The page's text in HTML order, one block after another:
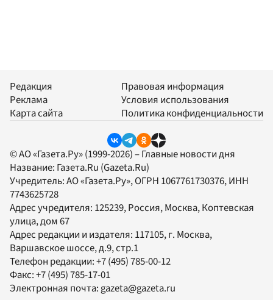
Редакция
Реклама
Карта сайта
Правовая информация
Условия использования
Политика конфиденциальности
© АО «Газета.Ру» (1999-2026) – Главные новости дня
Название: Газета.Ru (Gazeta.Ru)
Учредитель:АО «Газета.Ру», ОГРН 1067761730376, ИНН
7743625728
Адрес учредителя: 125239, Россия, Москва, Коптевская
улица, дом 67
Адрес редакции и издателя: 117105, г. Москва,
Варшавское шоссе, д.9, стр.1
Телефон редакции:+7 (495) 785-00-12
Факс:+7 (495) 785-17-01
Электронная почта: gazeta@gazeta.ru